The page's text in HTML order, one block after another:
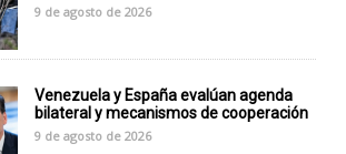
9 de agosto de 2026
Venezuela y España evalúan agenda
bilateral y mecanismos de cooperación
9 de agosto de 2026